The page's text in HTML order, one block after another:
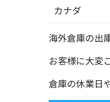
カナダ
海外倉庫の出
お客様に大変
倉庫の休業日